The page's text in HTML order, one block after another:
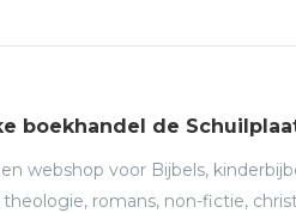
boekhandel de
webshop voor Bijbels,
romans, non-fictie,